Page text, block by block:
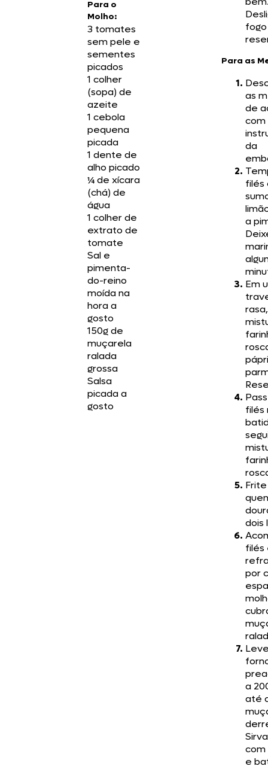
Para o
Molho:
3 tomates
sem pele e
sementes
picados
1 colher
(sopa) de
azeite
1 cebola
pequena
picada
1 dente de
alho picado
¼ de xícara
(chá) de
água
1 colher de
extrato de
tomate
Sal e
pimenta-
do-reino
moída na
hora a
gosto
150g de
muçarela
ralada
grossa
Salsa
picada a
gosto
Para as
as
de
com
da
filés
a
Em
rasa,
filés
dois
filés
por
a
até
com
e